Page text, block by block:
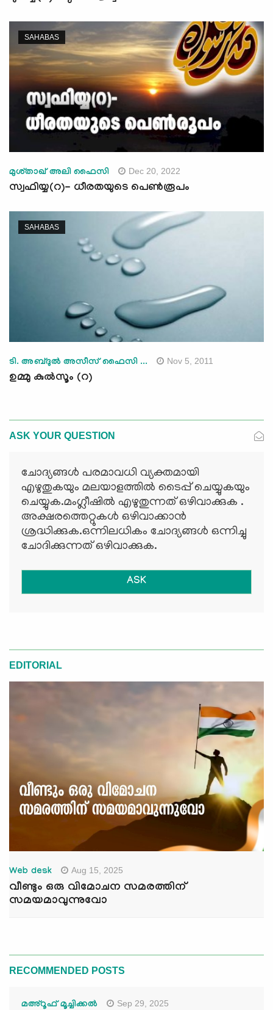
SAHABAS
മുശ്താഖ് അലി ഫൈസി Dec 20, 2022
സ്വഫിയ്യ(റ)- ധീരതയുടെ പെണ്‍രൂപം
SAHABAS
ടി. അബ്ദുല്‍ അസീസ് ഫൈസി ... Nov 5, 2011
ഉമ്മു കുല്‍സൂം (റ)
ASK YOUR QUESTION
ചോദ്യങ്ങള്‍ പരമാവധി വ്യക്തമായി
എഴുതുകയും മലയാളത്തില്‍ ടൈപ്പ് ചെയ്യുകയും
ചെയ്യുക.മംഗ്ലീഷില്‍ എഴുതുന്നത് ഒഴിവാക്കുക .
അക്ഷരത്തെറ്റുകള്‍ ഒഴിവാക്കാന്‍
ശ്രദ്ധിക്കുക.ഒന്നിലധികം ചോദ്യങ്ങള്‍ ഒന്നിച്ചു
ചോദിക്കുന്നത് ഒഴിവാക്കുക.
ASK
EDITORIAL
Web desk Aug 15, 2025
വീണ്ടും ഒരു വിമോചന സമരത്തിന്
സമയമാവുന്നുവോ
RECOMMENDED POSTS
മഅ്റൂഫ് മൂച്ചിക്കല്‍ Sep 29, 2025